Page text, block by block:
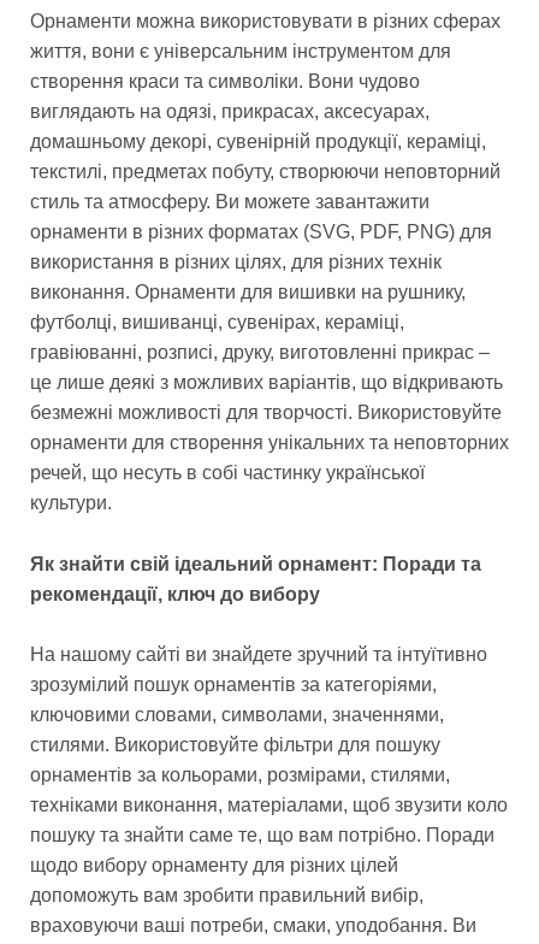
Орнаменти можна використовувати в різних сферах
життя, вони є універсальним інструментом для
створення краси та символіки. Вони чудово
виглядають на одязі, прикрасах, аксесуарах,
домашньому декорі, сувенірній продукції, кераміці,
текстилі, предметах побуту, створюючи неповторний
стиль та атмосферу. Ви можете завантажити
орнаменти в різних форматах (SVG, PDF, PNG) для
використання в різних цілях, для різних технік
виконання. Орнаменти для вишивки на рушнику,
футболці, вишиванці, сувенірах, кераміці,
гравіюванні, розписі, друку, виготовленні прикрас –
це лише деякі з можливих варіантів, що відкривають
безмежні можливості для творчості. Використовуйте
орнаменти для створення унікальних та неповторних
речей, що несуть в собі частинку української
культури.
Як знайти свій ідеальний орнамент: Поради та
рекомендації, ключ до вибору
На нашому сайті ви знайдете зручний та інтуїтивно
зрозумілий пошук орнаментів за категоріями,
ключовими словами, символами, значеннями,
стилями. Використовуйте фільтри для пошуку
орнаментів за кольорами, розмірами, стилями,
техніками виконання, матеріалами, щоб звузити коло
пошуку та знайти саме те, що вам потрібно. Поради
щодо вибору орнаменту для різних цілей
допоможуть вам зробити правильний вибір,
враховуючи ваші потреби, смаки, уподобання. Ви